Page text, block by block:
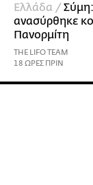
Ελλάδα /
ανασύρθηκε
Πανορμίτη
THE LIFO TEAM
18 ΩΡΕΣ ΠΡΙΝ